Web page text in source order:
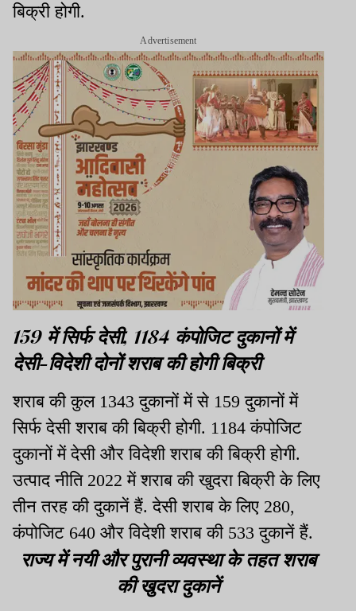
बिक्री होगी.
Advertisement
159 में सिर्फ देसी, 1184 कंपोजिट दुकानों में
देसी-विदेशी दोनों शराब की होगी बिक्री
शराब की कुल 1343 दुकानों में से 159 दुकानों में
सिर्फ देसी शराब की बिक्री होगी. 1184 कंपोजिट
दुकानों में देसी और विदेशी शराब की बिक्री होगी.
उत्पाद नीति 2022 में शराब की खुदरा बिक्री के लिए
तीन तरह की दुकानें हैं. देसी शराब के लिए 280,
कंपोजिट 640 और विदेशी शराब की 533 दुकानें हैं.
राज्य में नयी और पुरानी व्यवस्था के तहत शराब
की खुदरा दुकानें